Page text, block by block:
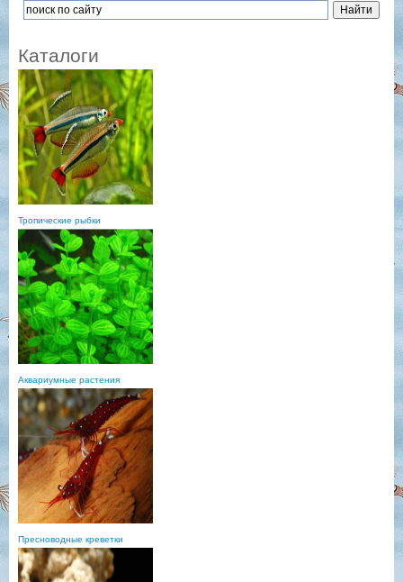
Каталоги
Тропические рыбки
Аквариумные растения
Пресноводные креветки